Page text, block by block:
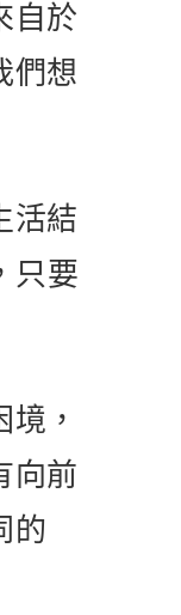
自於
們想
活結
只要
，
向前
的